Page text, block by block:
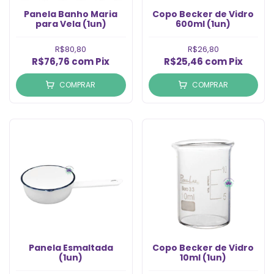
Panela Banho Maria
para Vela (1un)
R$80,80
R$76,76 comPix
COMPRAR
Copo Becker de Vidro
600ml (1un)
R$26,80
R$25,46 com Pix
COMPRAR
Panela Esmaltada
(1un)
Copo Becker de Vidro
10ml (1un)